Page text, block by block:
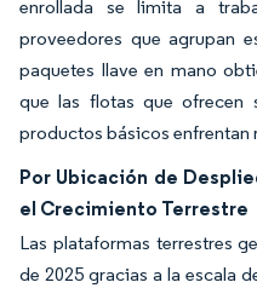
enrollada se limita a
proveedores que agrupan
paquetes llave en mano
que las flotas que ofrecen
productos básicos enfrentan
Por Ubicación de
el Crecimiento Terrestre
Las plataformas terrestres
de 2025 gracias a la escala